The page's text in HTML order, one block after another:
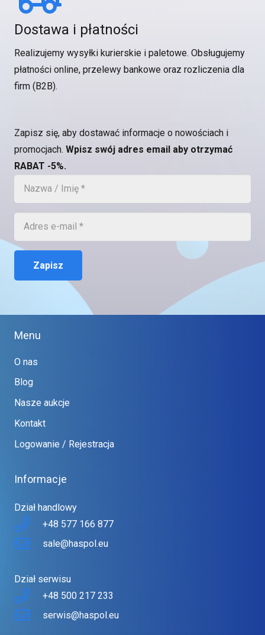
Dostawa i płatności
Realizujemy wysyłki kurierskie i paletowe. Obsługujemy
płatności online, przelewy bankowe oraz rozliczenia dla
firm (B2B).
Zapisz się, aby dostawać informacje o nowościach i
promocjach. Wpisz swój adres email aby otrzymać
RABAT -5%.
Zapisz
Menu
O nas
Blog
Nasze aukcje
Kontakt
Logowanie / Rejestracja
Informacje
Dział handlowy
+48 577 166 877
sale@haspol.eu
Dział serwisu
+48 500 217 233
serwis@haspol.eu